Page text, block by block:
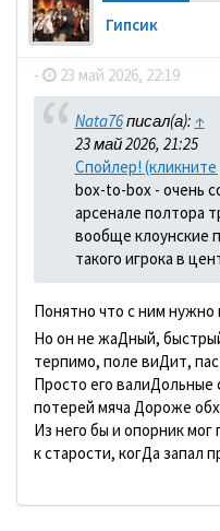
Гипсик
- 23 май 2026, 22:19
Nata76писал(а): ↑
23 май 2026, 21:25
Спойлер!
box-to-box - очень
арсенале полтора
вообще клоунские
такого игрока в
Понятно что с ним нужно
Но он не жаДный,
терпимо, поле виДит,
Просто его
потерей мяча Дороже
Из него бы и опорник мог
к старости, когДа запал